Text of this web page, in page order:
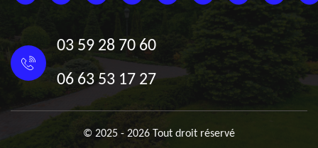
03 59 28 70 60
06 63 53 17 27
© 2025 - 2026 Tout droit réservé